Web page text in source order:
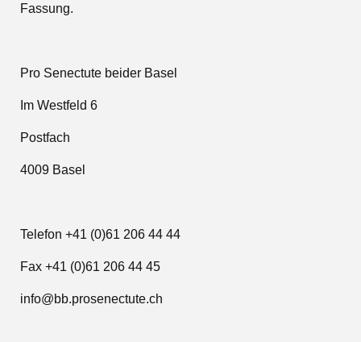
Fassung.
Pro Senectute beider Basel
Im Westfeld 6
Postfach
4009 Basel
Telefon +41 (0)61 206 44 44
Fax +41 (0)61 206 44 45
info@bb.prosenectute.ch